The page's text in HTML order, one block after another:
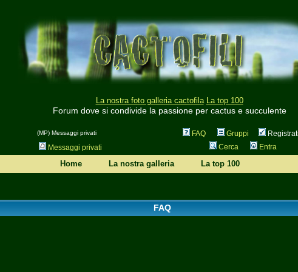
La nostra foto galleria cactofila La top 100
Forum dove si condivide la passione per cactus e succulente
(MP) Messaggi privati FAQ Gruppi
Messaggi privati
Cerca Entra
Home La nostra galleria La top 100
FAQ